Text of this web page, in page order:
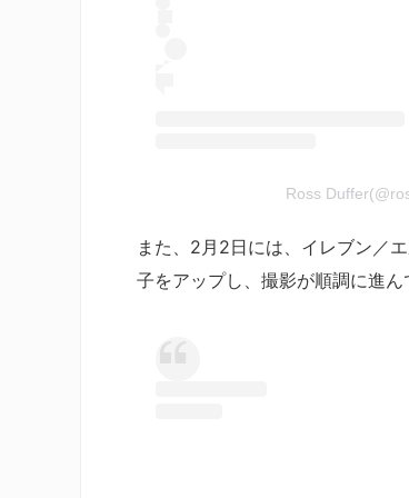
Ross
また、2月2日には、イレブン／
子をアップし、撮影が順調に進ん